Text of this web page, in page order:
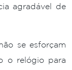
agradável de
se esforçam
o relógio para